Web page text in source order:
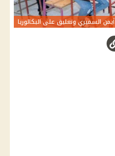
أيمن السميري وتعليق على البكالوريا